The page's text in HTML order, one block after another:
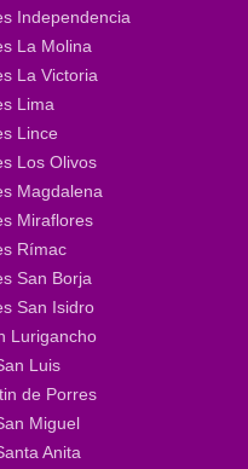
Independencia
La Molina
La Victoria
Lima
Lince
Los Olivos
Magdalena
Miraflores
Rímac
San Borja
San Isidro
Lurigancho
Luis
de Porres
Miguel
Anita